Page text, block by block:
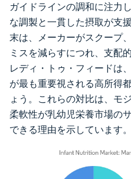
ガイドラインの調和に注力
な調製と一貫した摂取が支
末は、メーカーがスクープ
ミスを減らすにつれ、支配
レディ・トゥ・フィードは
が最も重要視される高所得
ょう。これらの対比は、モ
柔軟性が乳幼児栄養市場の
できる理由を示しています。